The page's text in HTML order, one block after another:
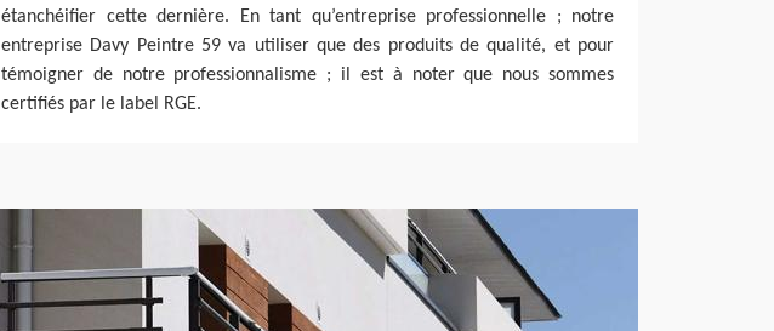
étanchéifier cette dernière. En tant qu’entreprise professionnelle ; notre
entreprise Davy Peintre 59 va utiliser que des produits de qualité, et pour
témoigner de notre professionnalisme ; il est à noter que nous sommes
certifiés par le label RGE.